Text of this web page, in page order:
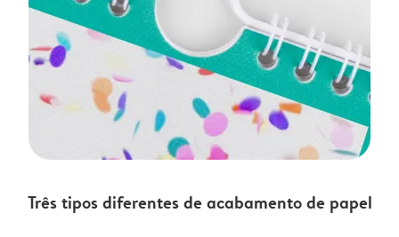
Três tipos diferentes de acabamento de papel